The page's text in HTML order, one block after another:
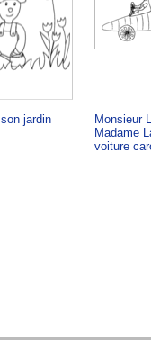
jardin
Monsieur
Madame
voiture